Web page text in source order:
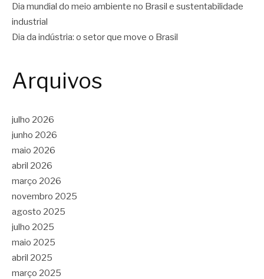
Dia mundial do meio ambiente no Brasil e sustentabilidade
industrial
Dia da indústria: o setor que move o Brasil
Arquivos
julho 2026
junho 2026
maio 2026
abril 2026
março 2026
novembro 2025
agosto 2025
julho 2025
maio 2025
abril 2025
março 2025